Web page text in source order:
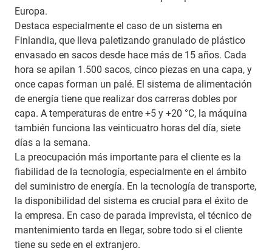
Europa.
Destaca especialmente el caso de un sistema en
Finlandia, que lleva paletizando granulado de plástico
envasado en sacos desde hace más de 15 años. Cada
hora se apilan 1.500 sacos, cinco piezas en una capa, y
once capas forman un palé. El sistema de alimentación
de energía tiene que realizar dos carreras dobles por
capa. A temperaturas de entre +5 y +20 °C, la máquina
también funciona las veinticuatro horas del día, siete
días a la semana.
La preocupación más importante para el cliente es la
fiabilidad de la tecnología, especialmente en el ámbito
del suministro de energía. En la tecnología de transporte,
la disponibilidad del sistema es crucial para el éxito de
la empresa. En caso de parada imprevista, el técnico de
mantenimiento tarda en llegar, sobre todo si el cliente
tiene su sede en el extranjero.